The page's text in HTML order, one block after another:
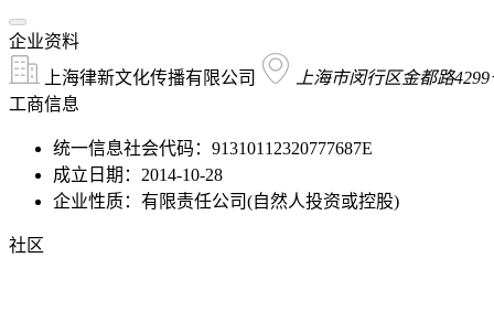
企业资料
上海律新文化传播有限公司
上海市闵行区金都路
工商信息
统一信息社会代码：91310112320777687E
成立日期：2014-10-28
企业性质：有限责任公司(自然人投资或控股)
社区